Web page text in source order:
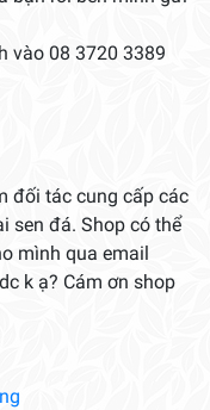
vào 08 3720 3389
đối tác cung cấp các
sen đá. Shop có thể
mình qua email
dc k ạ? Cám ơn shop